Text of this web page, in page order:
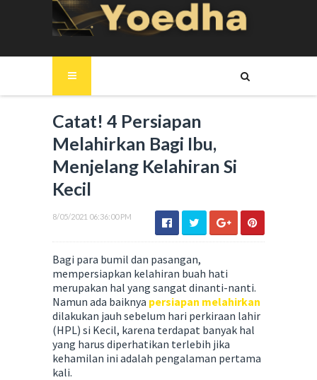
Catat! 4 Persiapan
Melahirkan Bagi Ibu,
Menjelang Kelahiran Si
Kecil
8/05/2021 06:36:00 PM
Bagi para bumil dan pasangan,
mempersiapkan kelahiran buah hati
merupakan hal yang sangat dinanti-nanti.
Namun ada baiknya persiapan melahirkan
dilakukan jauh sebelum hari perkiraan lahir
(HPL) si Kecil, karena terdapat banyak hal
yang harus diperhatikan terlebih jika
kehamilan ini adalah pengalaman pertama
kali.